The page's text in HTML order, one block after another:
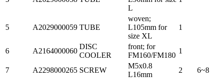
L
5 A2029000059 TUBE
woven;
L105mm for
size XL
1
6 A2164000060
DISC
COOLER
front; for
FM160/FM180
1
7 A2298000265 SCREW
M5x0.8
L16mm
2 6~8